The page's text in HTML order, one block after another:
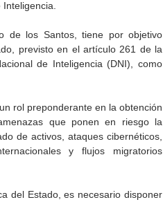
de los Santos, tiene por objetivo
previsto en el artículo 261 de la
de Inteligencia (DNI), como
rol preponderante en la obtención
que ponen en riesgo la
de activos, ataques cibernéticos,
y flujos migratorios
del Estado, es necesario disponer